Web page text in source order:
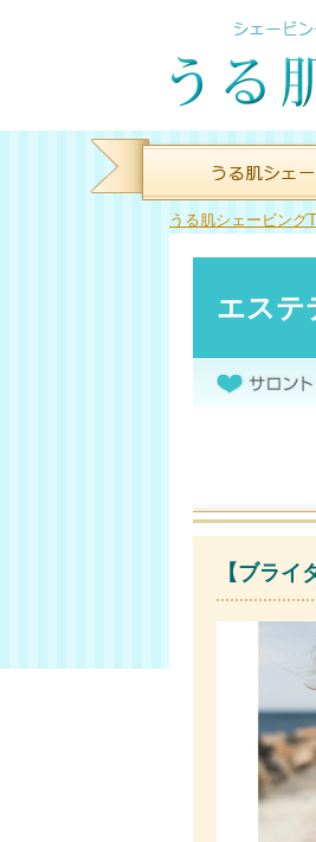
うる肌シェービング
エステ
【ブラ